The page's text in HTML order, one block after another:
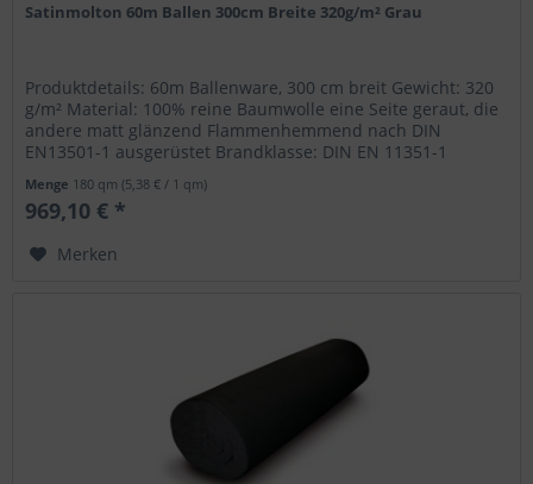
Satinmolton 60m Ballen 300cm Breite 320g/m² Grau
Produktdetails: 60m Ballenware, 300 cm breit Gewicht: 320
g/m² Material: 100% reine Baumwolle eine Seite geraut, die
andere matt glänzend Flammenhemmend nach DIN
EN13501-1 ausgerüstet Brandklasse: DIN EN 11351-1
Menge 180 qm(5,38 € / 1 qm)
969,10 € *
Merken